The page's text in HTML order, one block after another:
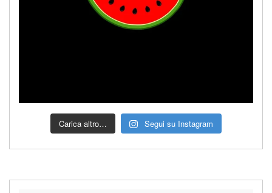
Carica altro… Segui su Instagram